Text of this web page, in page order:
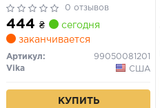
0 отзывов
444 ₴
сегодня
заканчивается
Артикул:
99050081201
Vika
США
КУПИТЬ